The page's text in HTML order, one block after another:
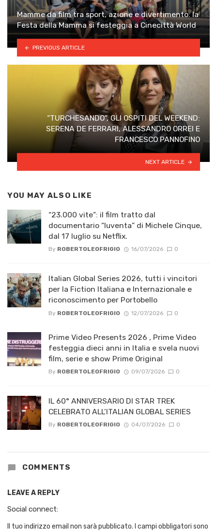
Mamme da film tra sport, azione e divertimento: la
Festa della Mamma si festeggia a Cinecittà World
PREVIOUS ARTICLE
“TURCHESANDO”, GLI OSPITI DEL WEEKEND:
SERENA DE FERRARI, ALESSANDRO ORREI E
FRANCESCO PANNOFINO
NEXT ARTICLE
YOU MAY ALSO LIKE
“23.000 vite”: il film tratto dal
documentario “Iuventa” di Michele Cinque,
dal 17 luglio su Netflix.
By ROBERTOLEOFRIGIO 16/07/2026 0
Italian Global Series 2026, tutti i vincitori
per la Fiction Italiana e Internazionale e
riconoscimento per Portobello
By ROBERTOLEOFRIGIO 12/07/2026 0
Prime Video Presents 2026 , Prime Video
festeggia dieci anni in Italia e svela nuovi
film, serie e show Prime Original
By ROBERTOLEOFRIGIO 09/07/2026 0
IL 60° ANNIVERSARIO DI STAR TREK
CELEBRATO ALL’ITALIAN GLOBAL SERIES
By ROBERTOLEOFRIGIO 04/07/2026 0
COMMENTS
LEAVE A REPLY
Social connect:
Il tuo indirizzo email non sarà pubblicato. I campi obbligatori sono